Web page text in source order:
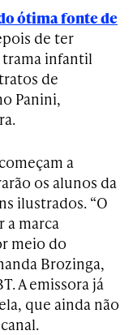
ótima fonte de
de ter
trama infantil
de
Panini,
a
os alunos da
ilustrados. “O
a marca
meio do
Brozinga,
A emissora já
que ainda não